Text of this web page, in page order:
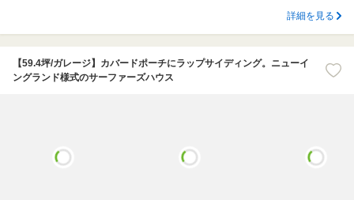
詳細を見る
【59.4坪/ガレージ】カバードポーチにラップサイディング。ニューイ
ングランド様式のサーファーズハウス